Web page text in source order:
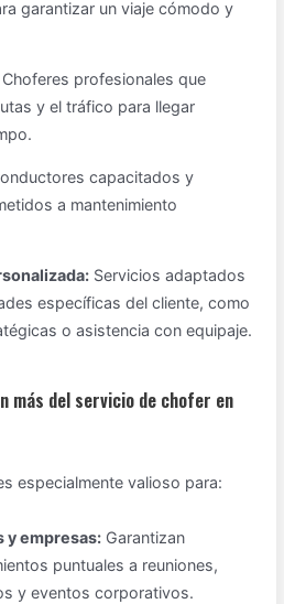
garantizar un viaje cómodo y
Choferes profesionales que
y el tráfico para llegar
capacitados y
a mantenimiento
Servicios adaptados
específicas del cliente, como
o asistencia con equipaje.
más del servicio de chofer en
especialmente valioso para:
y empresas: Garantizan
puntuales a reuniones,
y eventos corporativos.